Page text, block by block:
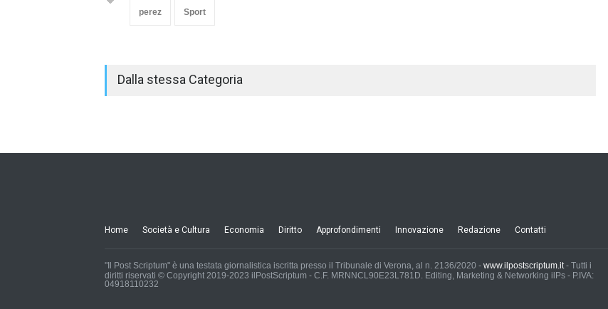
perez Sport
Dalla stessa Categoria
Home Società e Cultura Economia Diritto Approfondimenti Innovazione Redazione Contatti
"Il Post Scriptum" è una testata giornalistica iscritta presso il Tribunale di Verona, al n. 2136/2020 - www.ilpostscriptum.it- Tutti i
diritti riservati © Copyright 2019-2023 ilPostScriptum - C.F. MRNNCL90E23L781D. Editing, Marketing & Networking ilPs - P.IVA:
04918110232